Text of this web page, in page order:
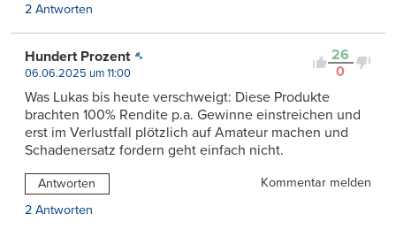
2 Antworten
26
0
Hundert Prozent
06.06.2025 um 11:00
Was Lukas bis heute verschweigt: Diese Produkte
brachten 100% Rendite p.a. Gewinne einstreichen und
erst im Verlustfall plötzlich auf Amateur machen und
Schadenersatz fordern geht einfach nicht.
Antworten
Kommentar melden
2 Antworten